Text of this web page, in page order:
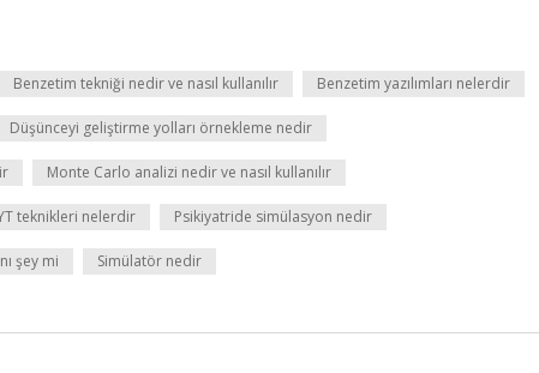
Benzetim tekniği nedir ve nasıl kullanılır Benzetim yazılımları nelerdir
Düşünceyi geliştirme yolları örnekleme nedir
Monte Carlo analizi nedir ve nasıl kullanılır
teknikleri nelerdir Psikiyatride simülasyon nedir
şey mi Simülatör nedir